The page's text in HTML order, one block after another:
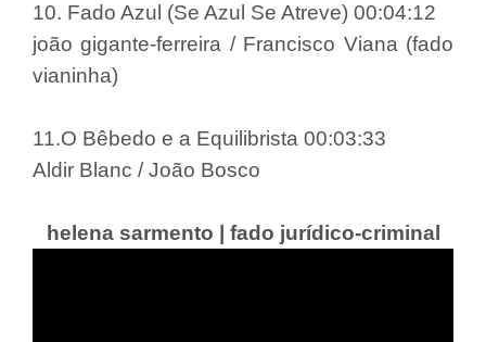
10. Fado Azul (Se Azul Se Atreve) 00:04:12
joão gigante-ferreira / Francisco Viana (fado
vianinha)
11.O Bêbedo e a Equilibrista 00:03:33
Aldir Blanc / João Bosco
helena sarmento | fado jurídico-criminal